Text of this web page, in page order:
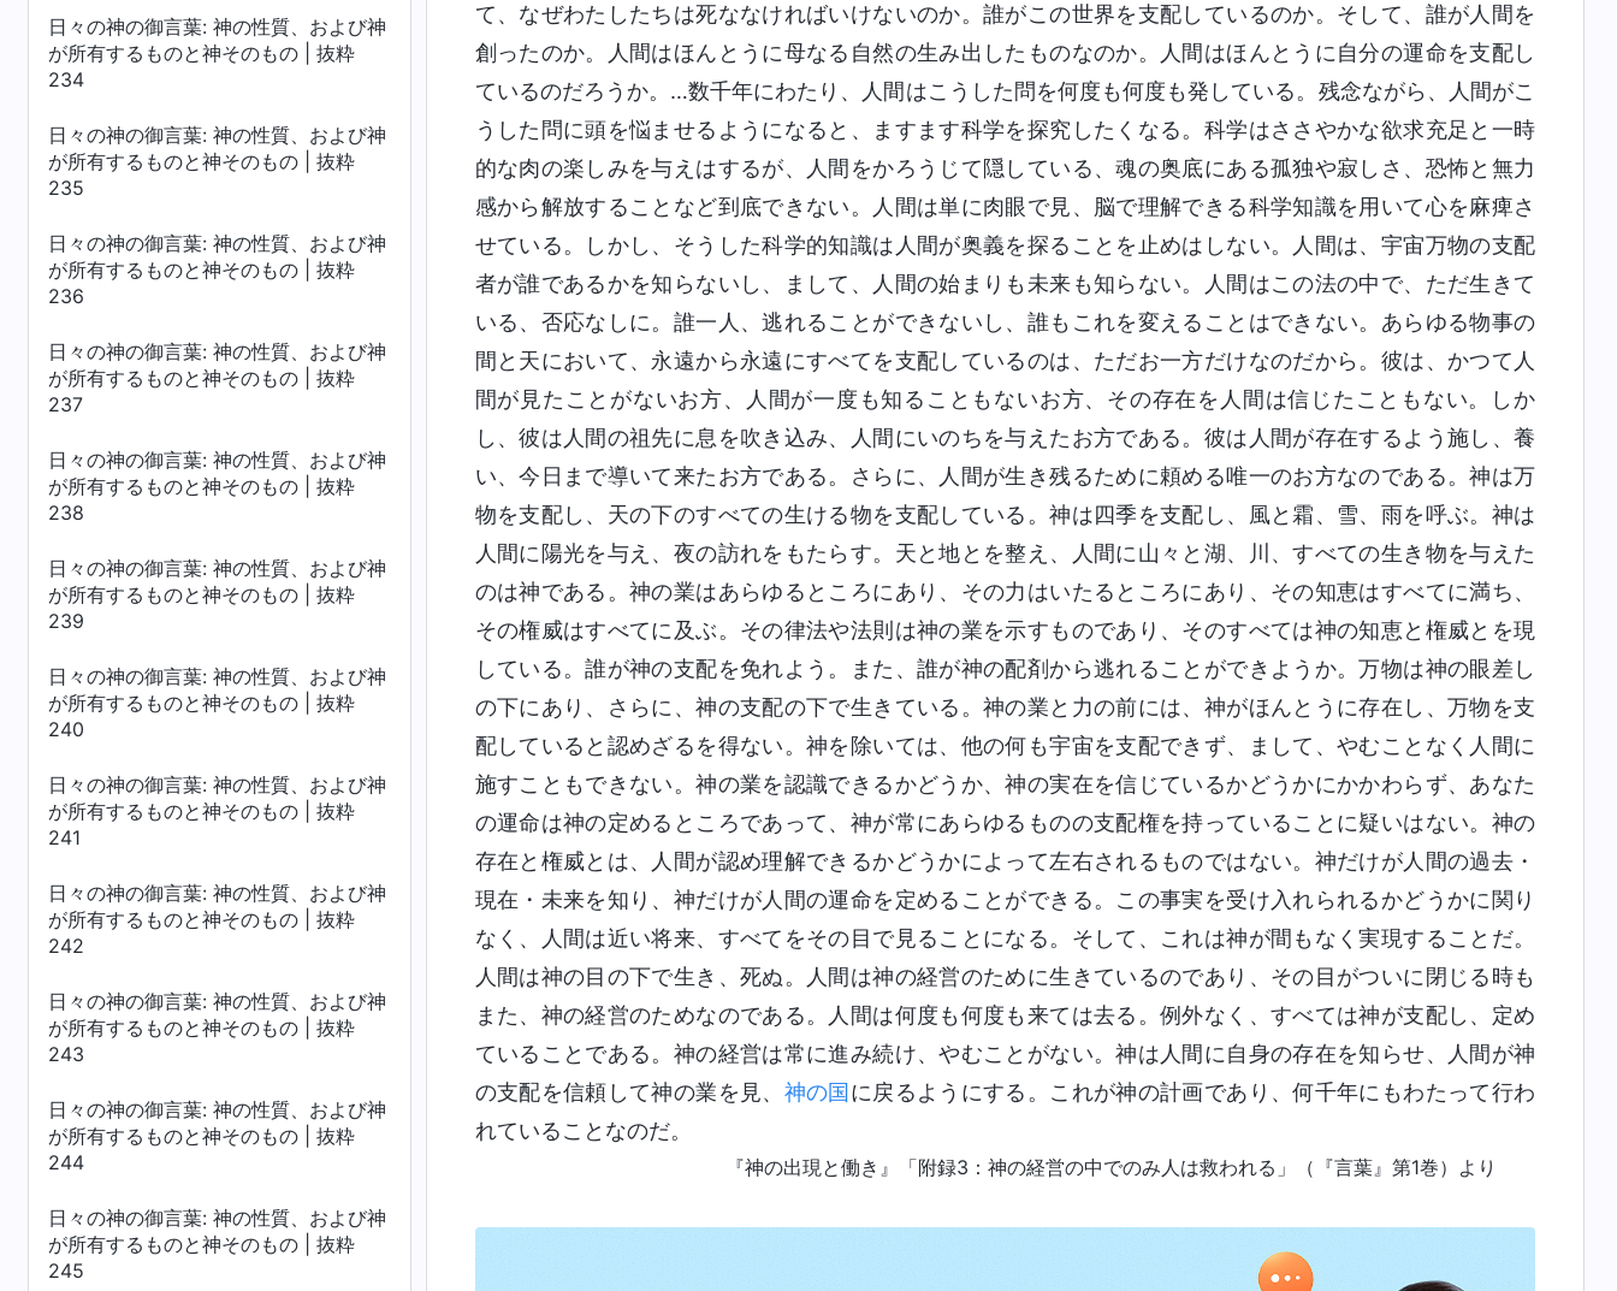
日々の神の御言葉: 神の性質、および神
が所有するものと神そのもの | 抜粋
234
日々の神の御言葉: 神の性質、および神
が所有するものと神そのもの | 抜粋
235
日々の神の御言葉: 神の性質、および神
が所有するものと神そのもの | 抜粋
236
日々の神の御言葉: 神の性質、および神
が所有するものと神そのもの | 抜粋
237
日々の神の御言葉: 神の性質、および神
が所有するものと神そのもの | 抜粋
238
日々の神の御言葉: 神の性質、および神
が所有するものと神そのもの | 抜粋
239
日々の神の御言葉: 神の性質、および神
が所有するものと神そのもの | 抜粋
240
日々の神の御言葉: 神の性質、および神
が所有するものと神そのもの | 抜粋
241
日々の神の御言葉: 神の性質、および神
が所有するものと神そのもの | 抜粋
242
日々の神の御言葉: 神の性質、および神
が所有するものと神そのもの | 抜粋
243
日々の神の御言葉: 神の性質、および神
が所有するものと神そのもの | 抜粋
244
日々の神の御言葉: 神の性質、および神
が所有するものと神そのもの | 抜粋
245
て、なぜわたしたちは死ななければいけないのか。誰がこの世界を支配しているのか。そして、誰が人間を
創ったのか。人間はほんとうに母なる自然の生み出したものなのか。人間はほんとうに自分の運命を支配し
ているのだろうか。…数千年にわたり、人間はこうした問を何度も何度も発している。残念ながら、人間がこ
うした問に頭を悩ませるようになると、ますます科学を探究したくなる。科学はささやかな欲求充足と一時
的な肉の楽しみを与えはするが、人間をかろうじて隠している、魂の奥底にある孤独や寂しさ、恐怖と無力
感から解放することなど到底できない。人間は単に肉眼で見、脳で理解できる科学知識を用いて心を麻痺さ
せている。しかし、そうした科学的知識は人間が奥義を探ることを止めはしない。人間は、宇宙万物の支配
者が誰であるかを知らないし、まして、人間の始まりも未来も知らない。人間はこの法の中で、ただ生きて
いる、否応なしに。誰一人、逃れることができないし、誰もこれを変えることはできない。あらゆる物事の
間と天において、永遠から永遠にすべてを支配しているのは、ただお一方だけなのだから。彼は、かつて人
間が見たことがないお方、人間が一度も知ることもないお方、その存在を人間は信じたこともない。しか
し、彼は人間の祖先に息を吹き込み、人間にいのちを与えたお方である。彼は人間が存在するよう施し、養
い、今日まで導いて来たお方である。さらに、人間が生き残るために頼める唯一のお方なのである。神は万
物を支配し、天の下のすべての生ける物を支配している。神は四季を支配し、風と霜、雪、雨を呼ぶ。神は
人間に陽光を与え、夜の訪れをもたらす。天と地とを整え、人間に山々と湖、川、すべての生き物を与えた
のは神である。神の業はあらゆるところにあり、その力はいたるところにあり、その知恵はすべてに満ち、
その権威はすべてに及ぶ。その律法や法則は神の業を示すものであり、そのすべては神の知恵と権威とを現
している。誰が神の支配を免れよう。また、誰が神の配剤から逃れることができようか。万物は神の眼差し
の下にあり、さらに、神の支配の下で生きている。神の業と力の前には、神がほんとうに存在し、万物を支
配していると認めざるを得ない。神を除いては、他の何も宇宙を支配できず、まして、やむことなく人間に
施すこともできない。神の業を認識できるかどうか、神の実在を信じているかどうかにかかわらず、あなた
の運命は神の定めるところであって、神が常にあらゆるものの支配権を持っていることに疑いはない。神の
存在と権威とは、人間が認め理解できるかどうかによって左右されるものではない。神だけが人間の過去・
現在・未来を知り、神だけが人間の運命を定めることができる。この事実を受け入れられるかどうかに関り
なく、人間は近い将来、すべてをその目で見ることになる。そして、これは神が間もなく実現することだ。
人間は神の目の下で生き、死ぬ。人間は神の経営のために生きているのであり、その目がついに閉じる時も
また、神の経営のためなのである。人間は何度も何度も来ては去る。例外なく、すべては神が支配し、定め
ていることである。神の経営は常に進み続け、やむことがない。神は人間に自身の存在を知らせ、人間が神
の支配を信頼して神の業を見、 神の国 に戻るようにする。これが神の計画であり、何千年にもわたって行わ
れていることなのだ。
『神の出現と働き』「附録3：神の経営の中でのみ人は救われる」（『言葉』第1巻）より